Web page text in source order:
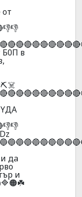
Б0П в
дa
и